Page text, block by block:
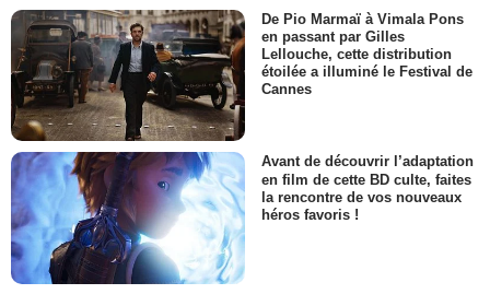
De Pio Marmaï à Vimala Pons
en passant par Gilles
Lellouche, cette distribution
étoilée a illuminé le Festival de
Cannes
Avant de découvrir l’adaptation
en film de cette BD culte, faites
la rencontre de vos nouveaux
héros favoris !